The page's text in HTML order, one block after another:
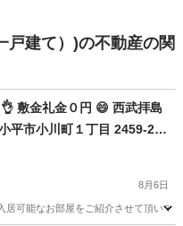
戸建て）)の不動産の関
礼金０円 😄 西武拝島
平市小川町１丁目 2459-2
8月6日
居可能なお部屋をご紹介させて頂い